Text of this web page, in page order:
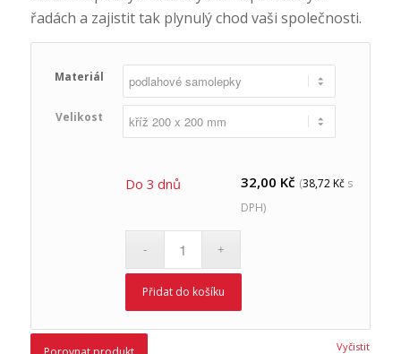
řadách a zajistit tak plynulý chod vaši společnosti.
Materiál
Velikost
Vyčistit
32,00 Kč (38,72Kč s
DPH)
Do 3 dnů
Přidat do košíku